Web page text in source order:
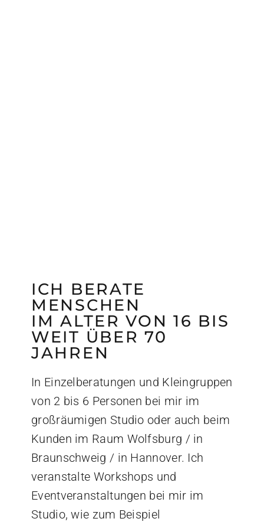
ICH BERATE
MENSCHEN
IM ALTER VON 16 BIS
WEIT ÜBER 70
JAHREN
In Einzelberatungen und Kleingruppen
von 2 bis 6 Personen bei mir im
großräumigen Studio oder auch beim
Kunden im Raum Wolfsburg / in
Braunschweig / in Hannover. Ich
veranstalte Workshops und
Eventveranstaltungen bei mir im
Studio, wie zum Beispiel